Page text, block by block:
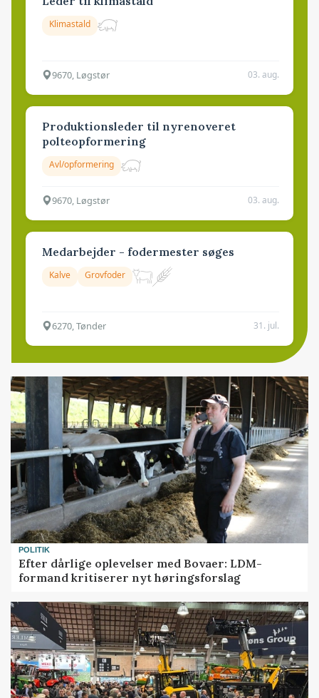
Klimastald
9670, Løgstør 03. aug.
Produktionsleder til nyrenoveret
polteopformering
Avl/opformering
9670, Løgstør 03. aug.
Medarbejder - fodermester søges
Kalve Grovfoder
6270, Tønder 31. jul.
POLITIK
Efter dårlige oplevelser med Bovaer: LDM-
formand kritiserer nyt høringsforslag